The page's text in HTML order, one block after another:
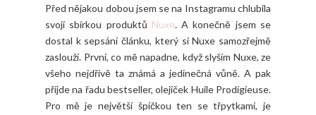
Před nějakou dobou jsem se na Instagramu chlubila
svojí sbírkou produktů Nuxe. A konečně jsem se
dostal k sepsání článku, který si Nuxe samozřejmě
zaslouží. První, co mě napadne, když slyším Nuxe, ze
všeho nejdřívě ta známá a jedinečná vůně. A pak
příjde na řadu bestseller, olejíček Huile Prodigieuse.
Pro mě je největší špičkou ten se třpytkami, je